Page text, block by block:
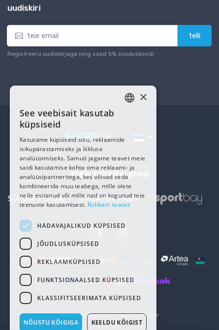
uudiskiri
telli
Registreeru uudiskirjaga ning saad 5% sooduskoodi
meie teised e-poed
© Kõik õigused kaitstudSportlik.ee
×
See veebisait kasutab
küpsiseid
Kasutame küpsiseid sisu, reklaamide
isikupärastamiseks ja liikluse
analüüsimiseks. Samuti jagame teavet meie
saidi kasutamise kohta oma reklaami- ja
analüüsipartneritega, kes võivad seda
kombineerida muu teabega, mille olete
neile esitanud või mille nad on kogunud teie
teenuste kasutamisest. Rohkem teavet
HÄDAVAJALIKUD KÜPSISED
JÕUDLUSKÜPSISED
REKLAAMKÜPSISED
FUNKTSIONAALSED KÜPSISED
KLASSIFITSEERIMATA KÜPSISED
NÕUSTU KÕIGIGA KEELDU KÕIGIST